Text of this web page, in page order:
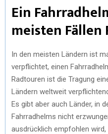
Ein
meisten
In den meisten Ländern ist
verpflichtet, einen
Radtouren ist die Tragung
Ländern weltweit
Es gibt aber auch Länder, in
Fahrradhelms nicht
ausdrücklich empfohlen wird,